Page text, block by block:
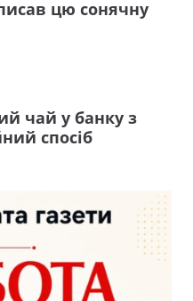
цю сонячну
чай у банку з
спосіб